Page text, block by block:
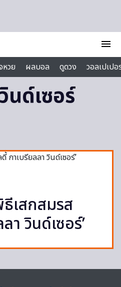
menu
หวย ผลบอล ดูดวง
วอลเปเป
นด์เซอร์
เสกสมรส
า วินด์เซอร์’